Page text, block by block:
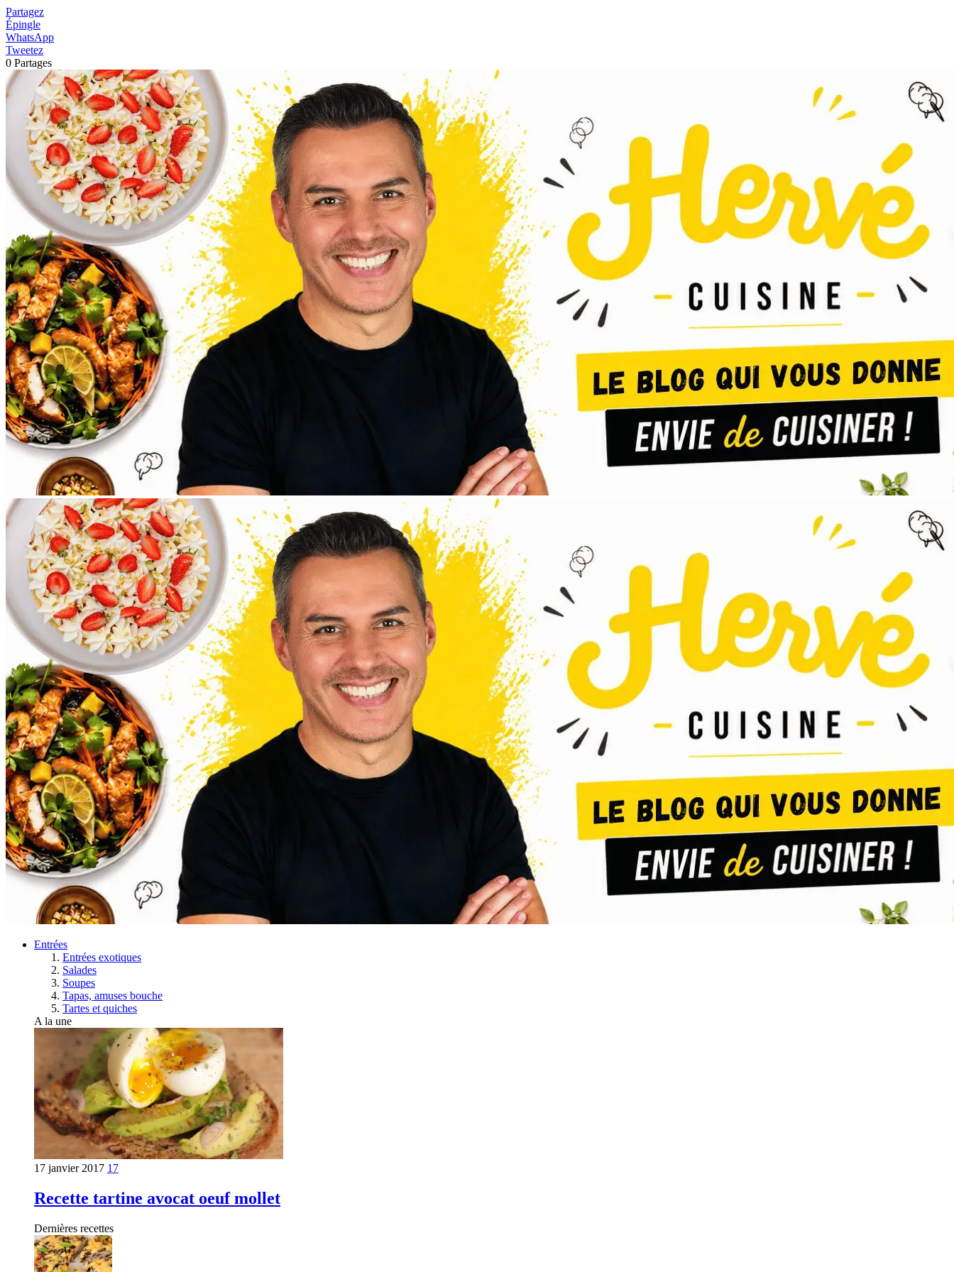
Partagez
Épingle
WhatsApp
Tweetez
0 Partages
Entrées
Entrées exotiques
Salades
Soupes
Tapas, amuses bouche
Tartes et quiches
A la une
17 janvier 2017 17
Recette tartine avocat oeuf mollet
Dernières recettes